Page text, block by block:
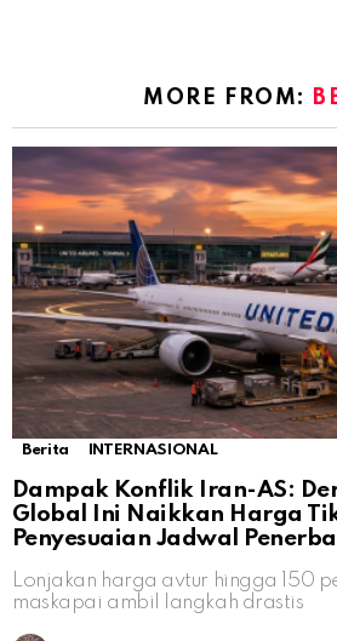
MORE FROM:
Berita INTERNASIONAL
Dampak Konflik Iran-AS:
Global Ini Naikkan Harga
Penyesuaian Jadwal
Lonjakan harga avtur hingga 150
maskapai ambil langkah drastis